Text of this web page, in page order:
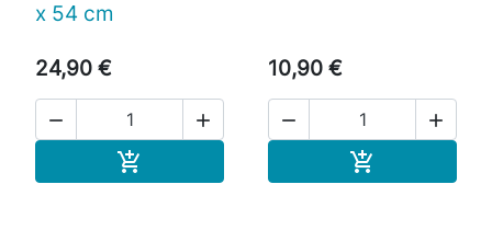
x 54 cm
24,90 €
 

10,90 €
 
